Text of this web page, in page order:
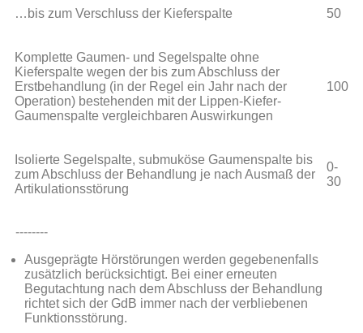
…bis zum Verschluss der Kieferspalte 50
Komplette Gaumen- und Segelspalte ohne
Kieferspalte wegen der bis zum Abschluss der
Erstbehandlung (in der Regel ein Jahr nach der
Operation) bestehenden mit der Lippen-Kiefer-
Gaumenspalte vergleichbaren Auswirkungen
100
Isolierte Segelspalte, submuköse Gaumenspalte bis
zum Abschluss der Behandlung je nach Ausmaß der
Artikulationsstörung
0-
30
--------
Ausgeprägte Hörstörungen werden gegebenenfalls
zusätzlich berücksichtigt. Bei einer erneuten
Begutachtung nach dem Abschluss der Behandlung
richtet sich der GdB immer nach der verbliebenen
Funktionsstörung.